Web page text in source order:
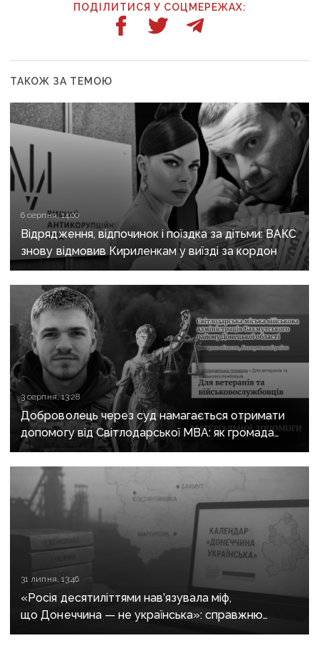
ПОДІЛИТИСЯ У СОЦМЕРЕЖАХ:
ТАКОЖ ЗА ТЕМОЮ
6 серпня, 14:00
Відрядження, відпочинок і поїздка за дітьми: ВАКС
знову відмовив Кириленкам у виїзді за кордон
3 серпня, 13:28
Доброволець через суд намагається отримати
допомогу від Світлодарської МВА: як громада
руйнує довіру до влади
31 липня, 13:46
«Росія десятиліттями нав’язувала міф,
що Донеччина — не українська»: справжню
історію регіону зберуть в унікальному календарі